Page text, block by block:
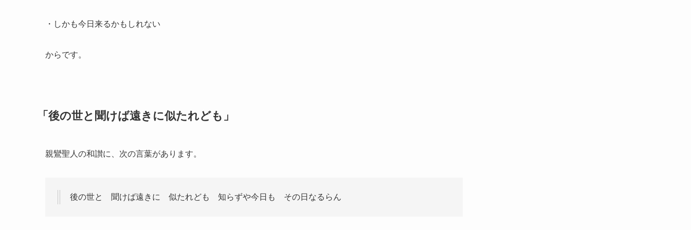
・しかも今日来るかもしれない
からです。
「後の世と聞けば遠きに似たれども」
親鸞聖人の和讃に、次の言葉があります。
後の世と 聞けば遠きに 似たれども 知らずや今日も その日なるらん